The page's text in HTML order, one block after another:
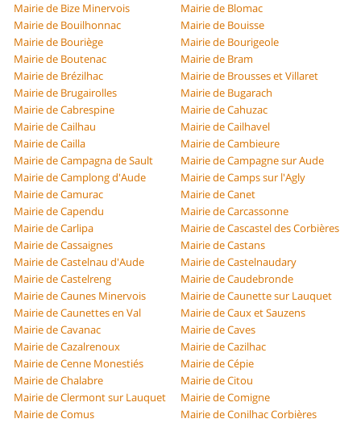
Mairie de Bize Minervois
Mairie de Blomac
Mairie de Bouilhonnac
Mairie de Bouisse
Mairie de Bouriège
Mairie de Bourigeole
Mairie de Boutenac
Mairie de Bram
Mairie de Brézilhac
Mairie de Brousses et Villaret
Mairie de Brugairolles
Mairie de Bugarach
Mairie de Cabrespine
Mairie de Cahuzac
Mairie de Cailhau
Mairie de Cailhavel
Mairie de Cailla
Mairie de Cambieure
Mairie de Campagna de Sault
Mairie de Campagne sur Aude
Mairie de Camplong d'Aude
Mairie de Camps sur l'Agly
Mairie de Camurac
Mairie de Canet
Mairie de Capendu
Mairie de Carcassonne
Mairie de Carlipa
Mairie de Cascastel des Corbières
Mairie de Cassaignes
Mairie de Castans
Mairie de Castelnau d'Aude
Mairie de Castelnaudary
Mairie de Castelreng
Mairie de Caudebronde
Mairie de Caunes Minervois
Mairie de Caunette sur Lauquet
Mairie de Caunettes en Val
Mairie de Caux et Sauzens
Mairie de Cavanac
Mairie de Caves
Mairie de Cazalrenoux
Mairie de Cazilhac
Mairie de Cenne Monestiés
Mairie de Cépie
Mairie de Chalabre
Mairie de Citou
Mairie de Clermont sur Lauquet
Mairie de Comigne
Mairie de Comus
Mairie de Conilhac Corbières